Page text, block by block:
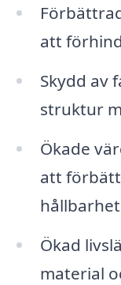
att
Skydd av
struktur
Ökade
att
Ökad
material